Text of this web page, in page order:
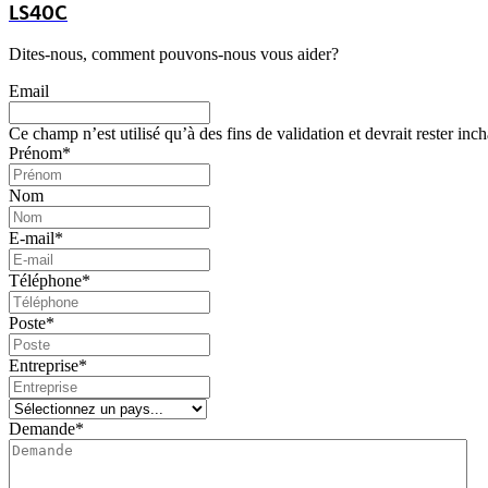
LS40C
Dites-nous, comment pouvons-nous vous aider?
Email
Ce champ n’est utilisé qu’à des fins de validation et devrait rester
Prénom*
Nom
E-mail*
Téléphone*
Poste*
Entreprise*
Demande*